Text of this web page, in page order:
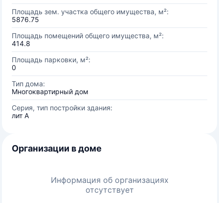
Площадь зем. участка общего имущества, м²:
5876.75
Площадь помещений общего имущества, м²:
414.8
Площадь парковки, м²:
0
Тип дома:
Многоквартирный дом
Серия, тип постройки здания:
лит А
Организации в доме
Информация об организациях
отсутствует